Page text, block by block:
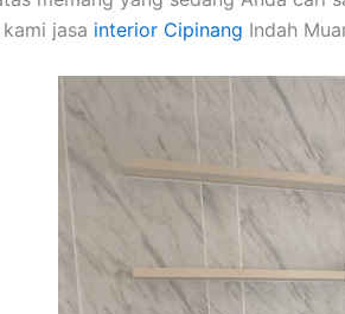
jasa interior Cipinang Indah